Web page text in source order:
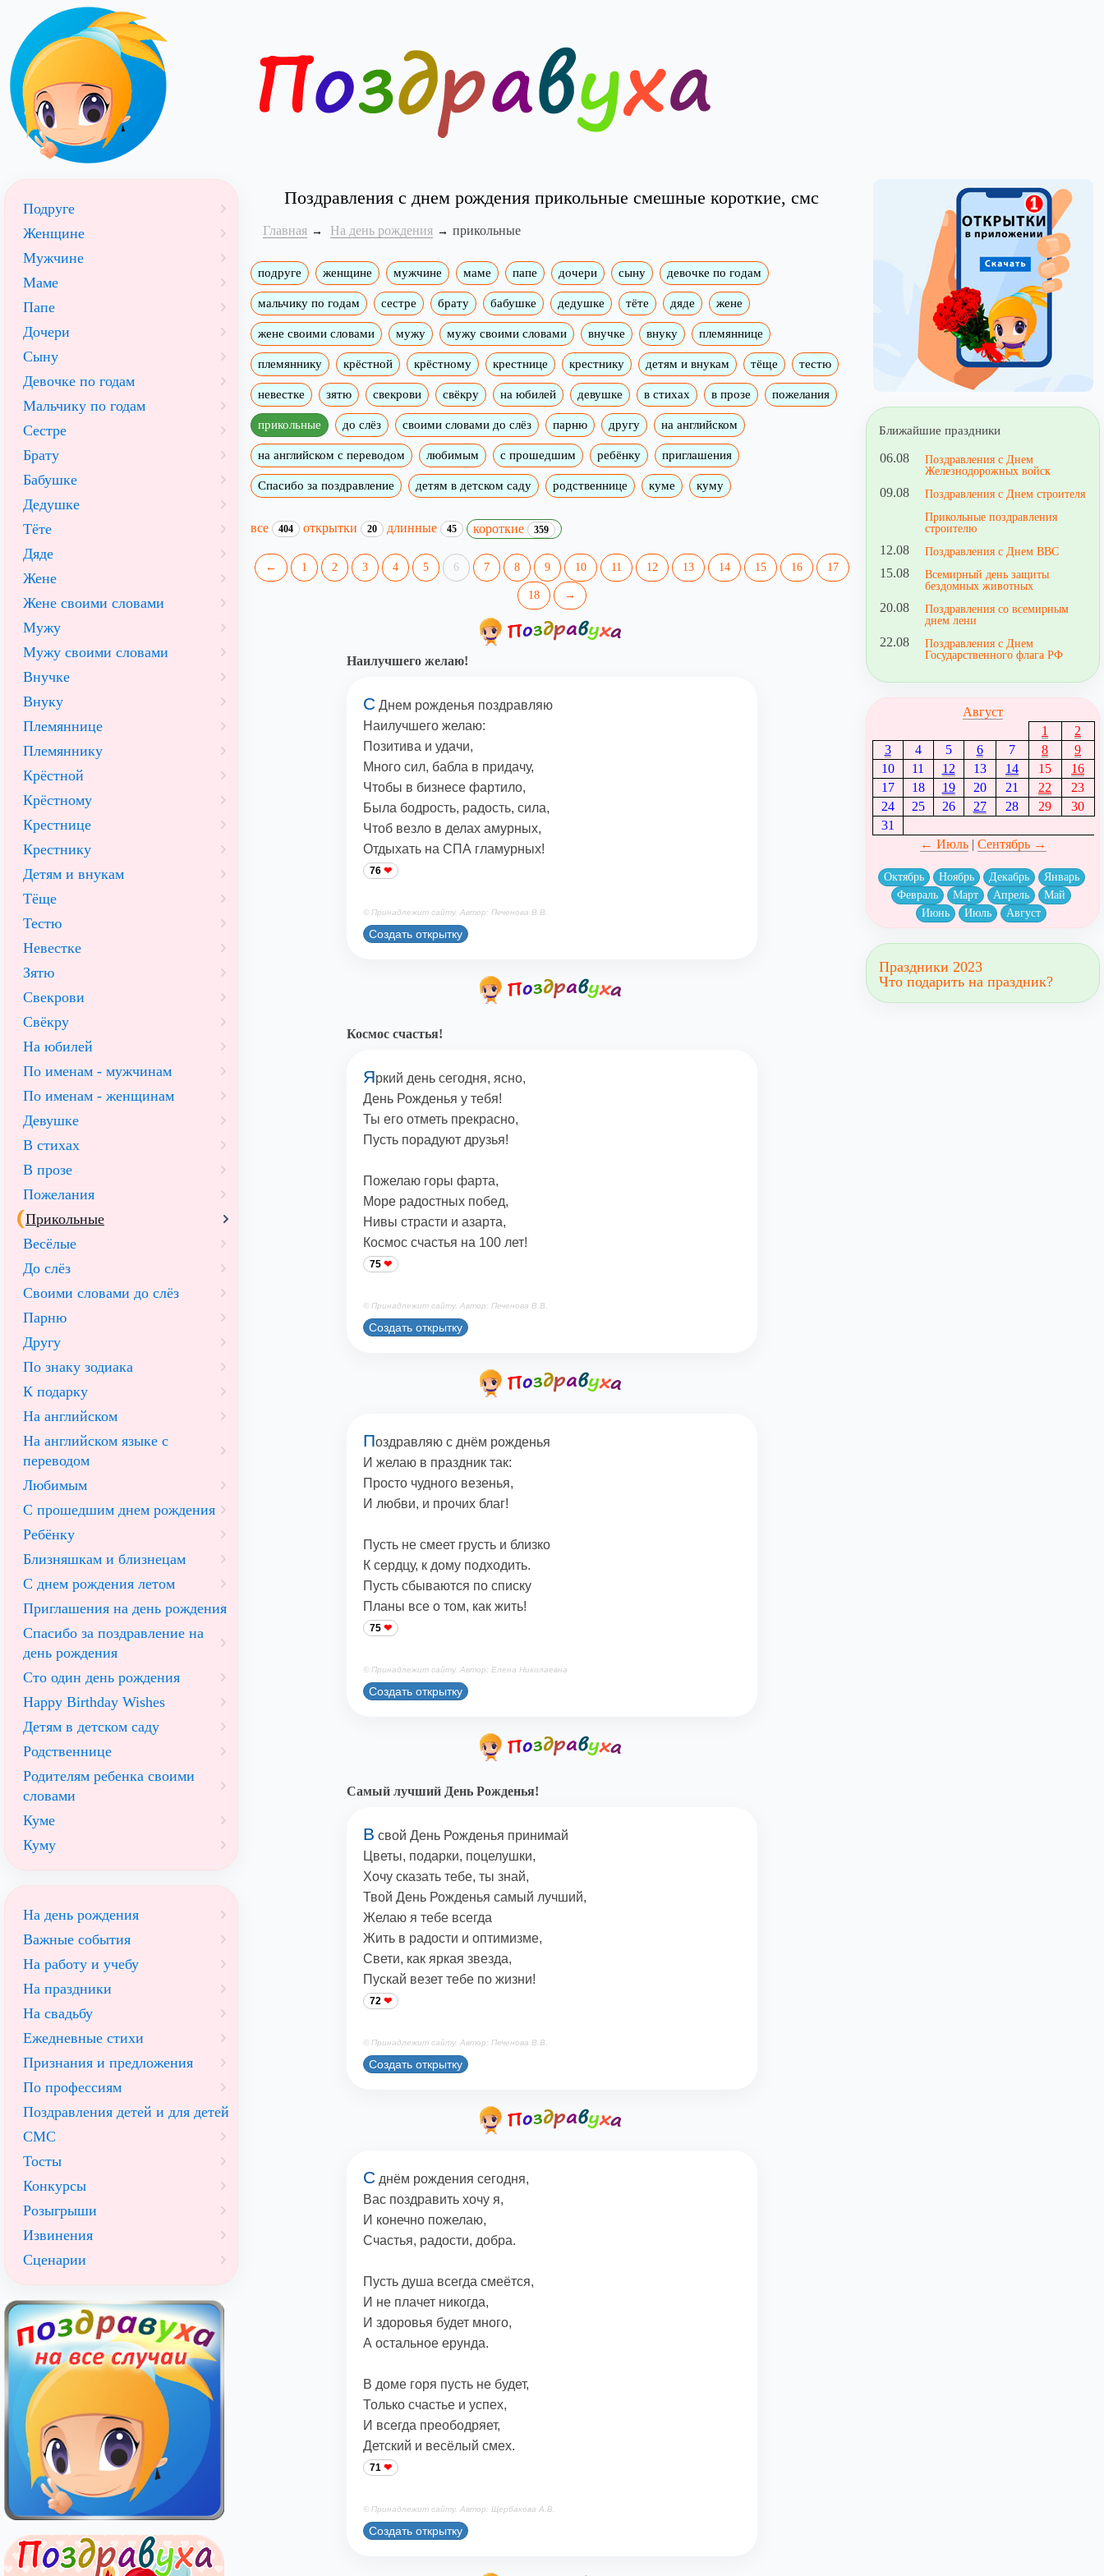
Поздравления с днем рождения прикольные смешные короткие, смс
Главная На день рождения прикольные
подруге женщине мужчине маме папе дочери сыну девочке по годам
мальчику по годам сестре брату бабушке дедушке тёте дяде жене
жене своими словами мужу мужу своими словами внучке внуку племяннице
племяннику крёстной крёстному крестнице крестнику детям и внукам тёще тестю
невестке зятю свекрови свёкру на юбилей девушке в стихах в прозе пожелания
прикольные до слёз своими словами до слёз парню другу на английском
на английском с переводом любимым с прошедшим ребёнку приглашения
Спасибо за поздравление детям в детском саду родственнице куме куму
все 404 открытки 20 длинные 45 короткие 359
← 1 2 3 4 5 6 7 8 9 10 11 12 13 14 15 16 17
18 →
Наилучшего желаю!
СДнем рожденья поздравляю
Наилучшего желаю:
Позитива и удачи,
Много сил, бабла в придачу,
Чтобы в бизнесе фартило,
Была бодрость, радость, сила,
Чтоб везло в делах амурных,
Отдыхать на СПА гламурных!
76
© Принадлежит сайту. Автор: Печенова В.В.
Создать открытку
Космос счастья!
Яркий день сегодня, ясно,
День Рожденья у тебя!
Ты его отметь прекрасно,
Пусть порадуют друзья!
Пожелаю горы фарта,
Море радостных побед,
Нивы страсти и азарта,
Космос счастья на 100 лет!
75
© Принадлежит сайту. Автор: Печенова В.В.
Создать открытку
Поздравляю с днём рожденья
И желаю в праздник так:
Просто чудного везенья,
И любви, и прочих благ!
Пусть не смеет грусть и близко
К сердцу, к дому подходить.
Пусть сбываются по списку
Планы все о том, как жить!
75
© Принадлежит сайту. Автор: Елена Николаевна
Создать открытку
Самый лучший День Рожденья!
В свой День Рожденья принимай
Цветы, подарки, поцелушки,
Хочу сказать тебе, ты знай,
Твой День Рожденья самый лучший,
Желаю я тебе всегда
Жить в радости и оптимизме,
Свети, как яркая звезда,
Пускай везет тебе по жизни!
72
© Принадлежит сайту. Автор: Печенова В.В.
Создать открытку
Сднём рождения сегодня,
Вас поздравить хочу я,
И конечно пожелаю,
Счастья, радости, добра.
Пусть душа всегда смеётся,
И не плачет никогда,
И здоровья будет много,
А остальное ерунда.
В доме горя пусть не будет,
Только счастье и успех,
И всегда преободряет,
Детский и весёлый смех.
71
© Принадлежит сайту. Автор: Щербакова А.В.
Создать открытку
Подруге
Женщине
Мужчине
Маме
Папе
Дочери
Сыну
Девочке по годам
Мальчику по годам
Сестре
Брату
Бабушке
Дедушке
Тёте
Дяде
Жене
Жене своими словами
Мужу
Мужу своими словами
Внучке
Внуку
Племяннице
Племяннику
Крёстной
Крёстному
Крестнице
Крестнику
Детям и внукам
Тёще
Тестю
Невестке
Зятю
Свекрови
Свёкру
На юбилей
По именам - мужчинам
По именам - женщинам
Девушке
В стихах
В прозе
Пожелания
Прикольные
Весёлые
До слёз
Своими словами до слёз
Парню
Другу
По знаку зодиака
К подарку
На английском
На английском языке с
переводом
Любимым
С прошедшим днем рождения
Ребёнку
Близняшкам и близнецам
С днем рождения летом
Приглашения на день рождения
Спасибо за поздравление на
день рождения
Сто один день рождения
Happy Birthday Wishes
Детям в детском саду
Родственнице
Родителям ребенка своими
словами
Куме
Куму
На день рождения
Важные события
На работу и учебу
На праздники
На свадьбу
Ежедневные стихи
Признания и предложения
По профессиям
Поздравления детей и для детей
СМС
Тосты
Конкурсы
Розыгрыши
Извинения
Сценарии
Ближайшие праздники
06.08
Поздравления с Днем
Железнодорожных войск
09.08
Поздравления с Днем строителя
Прикольные поздравления
строителю
12.08 Поздравления с Днем ВВС
15.08
Всемирный день защиты
бездомных животных
20.08
Поздравления со всемирным
днем лени
22.08
Поздравления с Днем
Государственного флага РФ
Август
1
2
3
4 5 6 7 8
9
10
11 12 13 14 15
16
17
18 19 20 21 22
23
24
25 26 27 28 29
30
31
← Июль| Сентябрь →
Октябрь Ноябрь Декабрь
Январь
Февраль
Март Апрель
Май
Июнь
Июль Август
Праздники 2023
Что подарить на праздник?